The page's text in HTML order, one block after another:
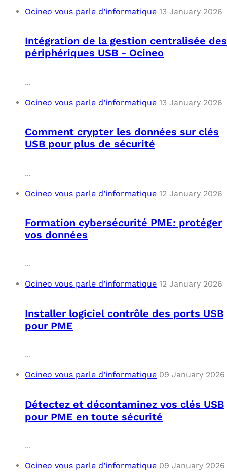
Ocineo vous parle d’informatique 13 January 2026
Intégration de la gestion centralisée des
périphériques USB - Ocineo
...
Ocineo vous parle d’informatique 13 January 2026
Comment crypter les données sur clés
USB pour plus de sécurité
...
Ocineo vous parle d’informatique 12 January 2026
Formation cybersécurité PME: protéger
vos données
...
Ocineo vous parle d’informatique 12 January 2026
Installer logiciel contrôle des ports USB
pour PME
...
Ocineo vous parle d’informatique 09 January 2026
Détectez et décontaminez vos clés USB
pour PME en toute sécurité
...
Ocineo vous parle d’informatique 09 January 2026